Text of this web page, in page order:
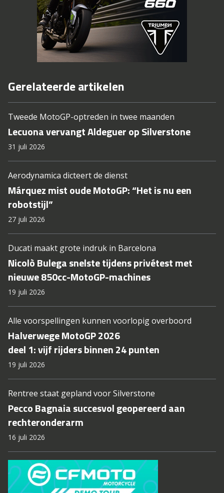
Gerelateerde artikelen
Tweede MotoGP-optreden in twee maanden
Lecuona vervangt Aldeguer op Silverstone
31 juli 2026
Aerodynamica dicteert de dienst
Márquez mist oude MotoGP: “Het is nu een
robotstijl”
27 juli 2026
Ducati maakt grote indruk in Barcelona
Nicolò Bulega snelste tijdens privétest met
nieuwe 850cc-MotoGP-machines
19 juli 2026
Alle voorspellingen kunnen voorlopig overboord
Halverwege MotoGP 2026
deel 1: vijf rijders binnen 24 punten
19 juli 2026
Rentree staat gepland voor Silverstone
Pecco Bagnaia succesvol geopereerd aan
rechteronderarm
16 juli 2026